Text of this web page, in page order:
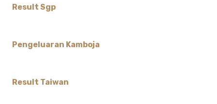
Result Sgp
Pengeluaran Kamboja
Result Taiwan